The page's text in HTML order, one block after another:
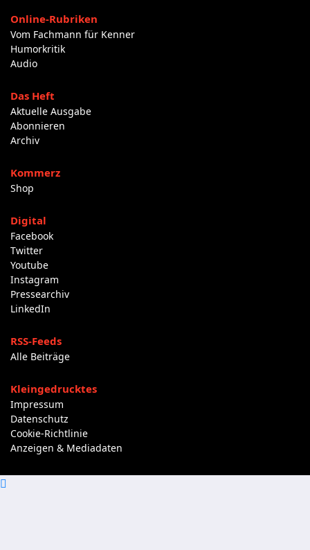
Online-Rubriken
Vom Fachmann für Kenner
Humorkritik
Audio
Das Heft
Aktuelle Ausgabe
Abonnieren
Archiv
Kommerz
Shop
Digital
Facebook
Twitter
Youtube
Instagram
Pressearchiv
LinkedIn
RSS-Feeds
Alle Beiträge
Kleingedrucktes
Impressum
Datenschutz
Cookie-Richtlinie
Anzeigen & Mediadaten